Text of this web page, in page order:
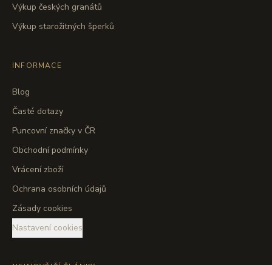
Výkup českých granátů
Výkup starožitných šperků
INFORMACE
Blog
Časté dotazy
Puncovní značky v ČR
Obchodní podmínky
Vrácení zboží
Ochrana osobních údajů
Zásady cookies
Nastavení cookies